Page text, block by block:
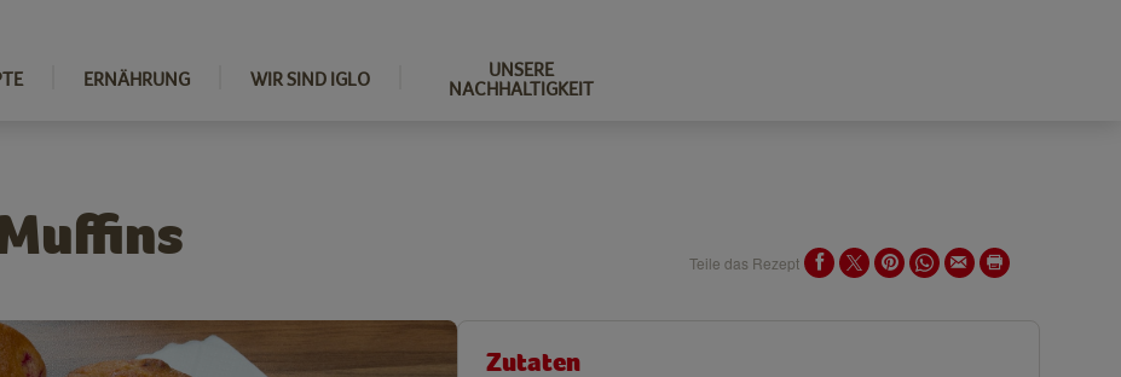
ERNÄHRUNG WIR SIND IGLO
UNSERE
NACHHALTIGKEIT
Teile das Rezept
Zutaten